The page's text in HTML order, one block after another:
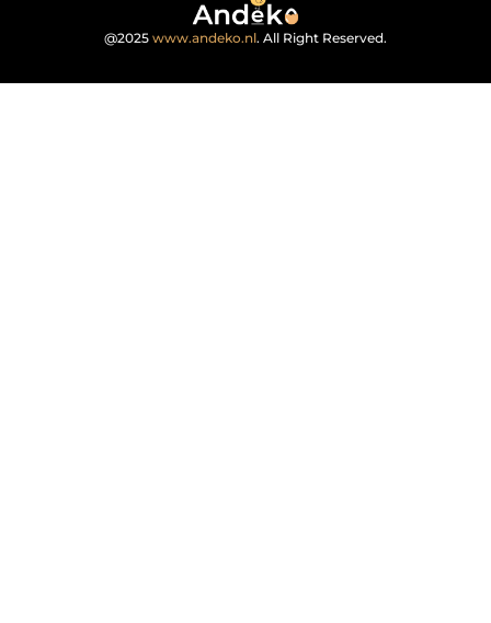
@2025 www.andeko.nl. All Right Reserved.